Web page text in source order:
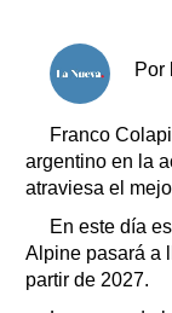
Por
Franco
argentino en la
atraviesa el
En este día
Alpine pasará a
partir de 2027.